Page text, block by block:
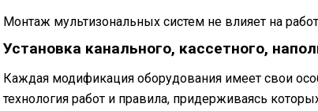
Монтаж мультизональных систем не влияет на
Установка канального, кассетного,
Каждая модификация оборудования имеет свои
технология работ и правила, придерживаясь